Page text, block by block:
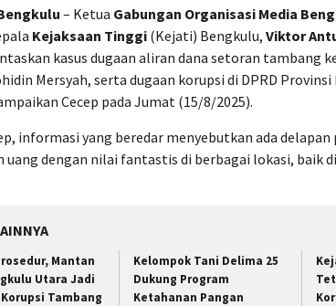
– Ketua Gabungan Organisasi Media
Kejaksaan Tinggi (Kejati) Bengkulu, Viktor
kasus dugaan aliran dana setoran tambang
Mersyah, serta dugaan korupsi di DPRD Provinsi
Cecep pada Jumat (15/8/2025).
informasi yang beredar menyebutkan ada delapan
uang dengan nilai fantastis di berbagai lokasi, baik
Mantan
Utara Jadi
Tambang
Kelompok Tani Delima 25
Dukung Program
Ketahanan Pangan